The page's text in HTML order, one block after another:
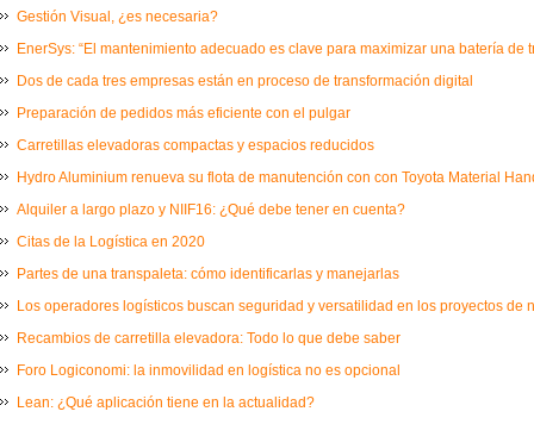
Gestión Visual, ¿es necesaria?
EnerSys: “El mantenimiento adecuado es clave para maximizar una batería de
Dos de cada tres empresas están en proceso de transformación digital
Preparación de pedidos más eficiente con el pulgar
Carretillas elevadoras compactas y espacios reducidos
Hydro Aluminium renueva su flota de manutención con con Toyota Material
Alquiler a largo plazo y NIIF16: ¿Qué debe tener en cuenta?
Citas de la Logística en 2020
Partes de una transpaleta: cómo identificarlas y manejarlas
Los operadores logísticos buscan seguridad y versatilidad en los proyectos de
Recambios de carretilla elevadora: Todo lo que debe saber
Foro Logiconomi: la inmovilidad en logística no es opcional
Lean: ¿Qué aplicación tiene en la actualidad?